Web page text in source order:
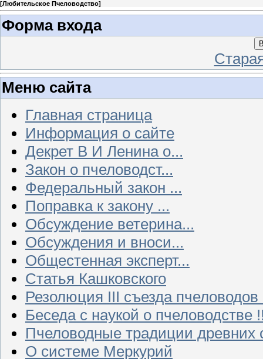
[Любительское Пчеловодство]
Форма входа
Меню сайта
Главная страница
Информация о сайте
Декрет В И Ленина о...
Закон о пчеловодст...
Федеральный закон ...
Поправка к закону ...
Обсуждение ветерина...
Обсуждения и вноси...
Общестенная эксперт...
Статья Кашковского
Резолюция III съезда
Беседа с наукой о пчеловодстве
Пчеловодные традиции древних
О системе Меркурий